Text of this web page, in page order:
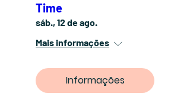
Time
sáb., 12 de ago.
Mais informações
Informações